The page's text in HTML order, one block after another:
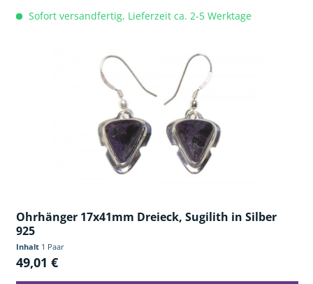
Sofort versandfertig, Lieferzeit ca. 2-5 Werktage
Ohrhänger 17x41mm Dreieck, Sugilith in Silber
925
Inhalt 1 Paar
49,01 €